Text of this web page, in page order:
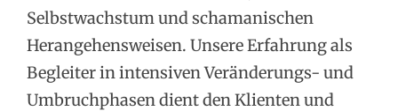
Selbstwachstum und schamanischen
Herangehensweisen. Unsere Erfahrung als
Begleiter in intensiven Veränderungs- und
Umbruchphasen dient den Klienten und